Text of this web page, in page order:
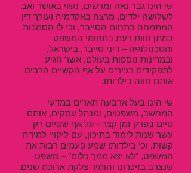
שי הינו גבר נאה ומרשים, נשוי באושר ואב
לשלושה ילדים, מרצה באקדמיה ועורך דין
המתמחה בתחום הסייבר, וכי לו הסמכות
במתן חוות דעת בתחומי המשפט
והטכנולוגיה – דיני סייבר, בישראל,
ובמדינות נוספות בעולם, אשר הגיע
לתפקידים בכירים על אף הקשיים הרבים
אותם חווה בילדותו.
שי הינו בעל ארבעה תארים במדעי
המחשב, משפטים, ומנהל עסקים, אותם
סיים בפרק זמן קצר - על אף שסיים רק
עשר שנות לימוד בתיכון, עם ליקויי למידה
קשות, וכי בילדותו שמע פעמים רבות את
המשפט, "לא יצא ממך כלום" – משפט
שנצרב בזיכרונו והותיר צלקת ארוכת שנים.